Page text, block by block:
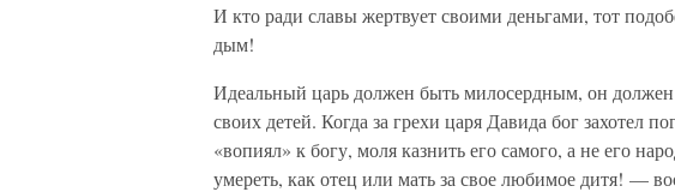
И кто ради славы жертвует своими деньгами, тот
дым!
Идеальный царь должен быть милосердным, он
своих детей. Когда за грехи царя Давида бог захотел
«вопиял» к богу, моля казнить его самого, а не его
умереть, как отец или мать за свое любимое дитя! —